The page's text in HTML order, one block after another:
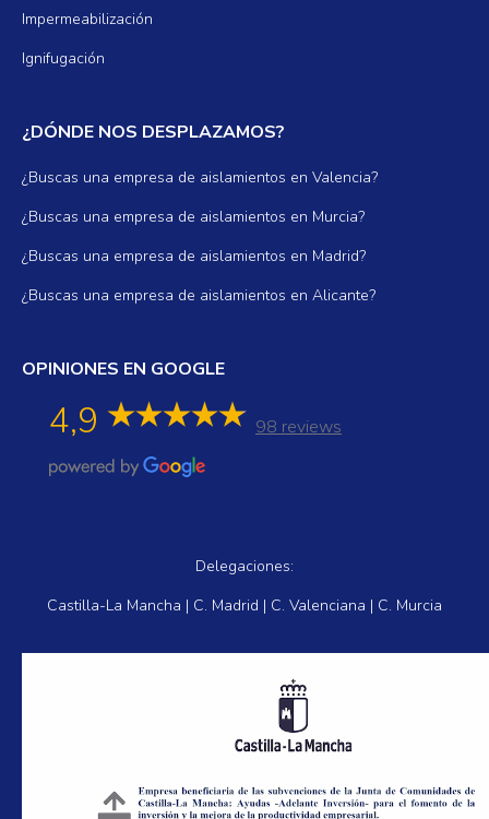
Impermeabilización
Ignifugación
¿DÓNDE NOS DESPLAZAMOS?
¿Buscas una empresa de aislamientos en Valencia?
¿Buscas una empresa de aislamientos en Murcia?
¿Buscas una empresa de aislamientos en Madrid?
¿Buscas una empresa de aislamientos en Alicante?
OPINIONES EN GOOGLE
4,9 98 reviews
Delegaciones:
Castilla-La Mancha | C. Madrid | C. Valenciana | C. Murcia